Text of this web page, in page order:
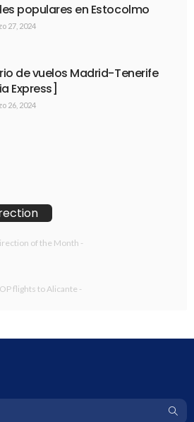
populares en Estocolmo
27, 2024
de vuelos Madrid-Tenerife
Express]
26, 2024
of the Month -
flights to Alicante -